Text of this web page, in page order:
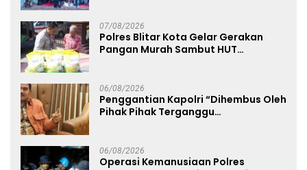
07/08/2026
Polres Blitar Kota Gelar Gerakan
Pangan Murah Sambut HUT
06/08/2026
Penggantian Kapolri “Dihembus Oleh
Pihak Pihak Terganggu
06/08/2026
Operasi Kemanusiaan Polres